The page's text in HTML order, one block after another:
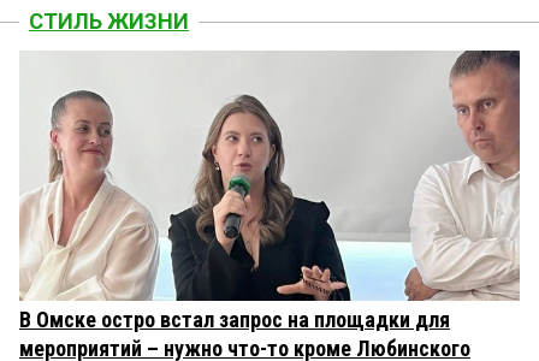
СТИЛЬ ЖИЗНИ
В Омске остро встал запрос на площадки для
мероприятий – нужно что-то кроме Любинского